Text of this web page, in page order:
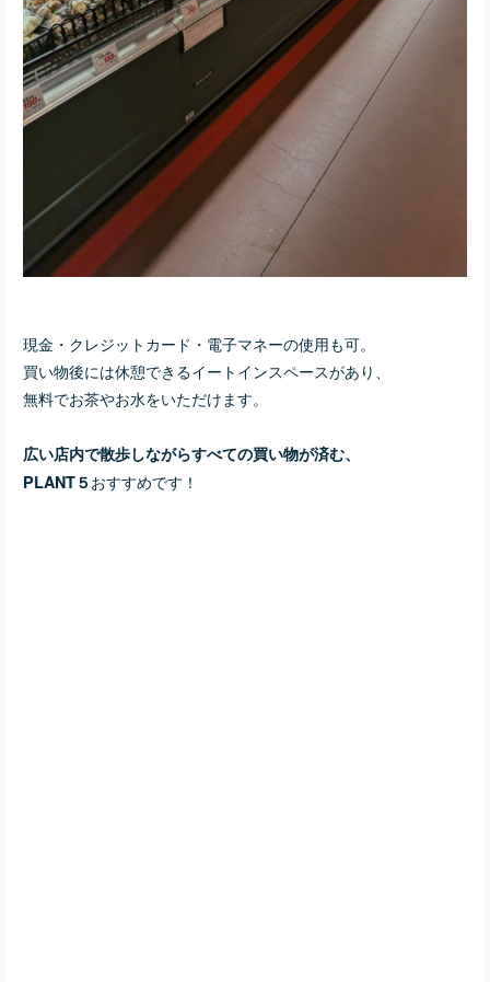
現金・クレジットカード・電子マネーの使用も可。
買い物後には休憩できるイートインスペースがあり、
無料でお茶やお水をいただけます。
広い店内で散歩しながらすべての買い物が済む、
PLANT５ おすすめです！